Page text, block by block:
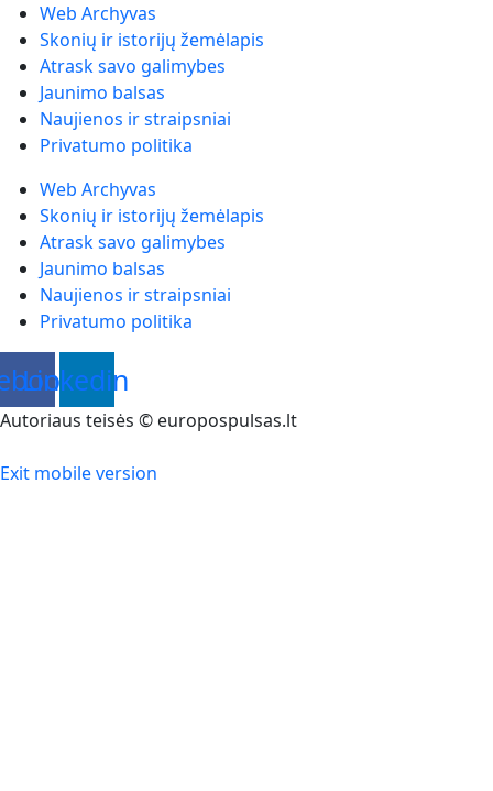
Web Archyvas
Skonių ir istorijų žemėlapis
Atrask savo galimybes
Jaunimo balsas
Naujienos ir straipsniai
Privatumo politika
Web Archyvas
Skonių ir istorijų žemėlapis
Atrask savo galimybes
Jaunimo balsas
Naujienos ir straipsniai
Privatumo politika
Linkedin
Autoriaus teisės © europospulsas.lt
Exit mobile version